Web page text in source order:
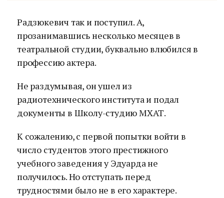
Радзюкевич так и поступил. А,
прозанимавшись несколько месяцев в
театральной студии, буквально влюбился в
профессию актера.
Не раздумывая, он ушел из
радиотехнического института и подал
документы в Школу-студию МХАТ.
К сожалению, с первой попытки войти в
число студентов этого престижного
учебного заведения у Эдуарда не
получилось. Но отступать перед
трудностями было не в его характере.